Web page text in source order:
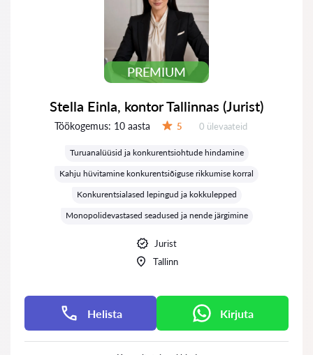
PREMIUM
Stella Einla, kontor Tallinnas (Jurist)
Töökogemus: 10 aasta 5 Ülevaateid:
0 ülevaateid
Turuanalüüsid ja konkurentsiohtude hindamine
Kahju hüvitamine konkurentsiõiguse rikkumise korral
Konkurentsialased lepingud ja kokkulepped
Monopolidevastased seadused ja nende järgimine
Jurist
Tallinn
Helista Kirjuta